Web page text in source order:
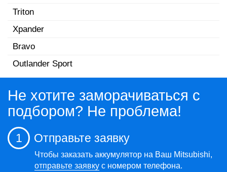
Triton
Xpander
Bravo
Outlander Sport
Не хотите заморачиваться с
подбором? Не проблема!
1 Отправьте заявку
Чтобы заказать аккумулятор на Ваш Mitsubishi,
отправьте заявку с номером телефона.